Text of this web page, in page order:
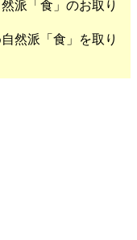
派「食」のお取り
然派「食」を取り